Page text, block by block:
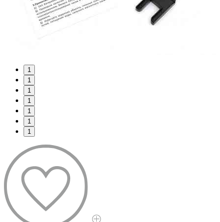
1
1
1
1
1
1
1